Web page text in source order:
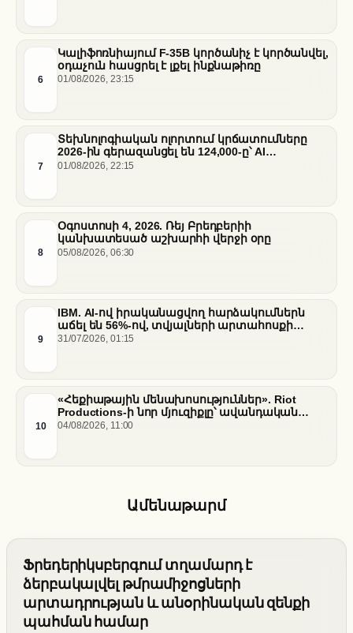
6
Կալիֆոռնիայում F-35B կործանիչ է կործանվել,
օդաչուն հասցրել է լքել ինքնաթիռը
01/08/2026, 23:15
7
Տեխնոլոգիական ոլորտում կրճատումները
2026-ին գերազանցել են 124,000-ը՝ AI
ենթակառուցվածքների վերաբաշխման ֆոնին
01/08/2026, 22:15
8
Օգոստոսի 4, 2026. Ռեյ Բրեդբերիի
կանխատեսած աշխարհի վերջի օրը
05/08/2026, 06:30
9
IBM. AI-ով իրականացվող հարձակումներն
աճել են 56%-ով, տվյալների արտահոսքի
ծախսերը հասել են ռեկորդային մակարդակի
31/07/2026, 01:15
10
«Հեքիաթային մենախոսություններ». Riot
Productions-ի նոր մյուզիքլը՝ ավանդական
պատմությունների նոր վերաիմաստավորում
04/08/2026, 11:00
Ամենաթարմ
Ֆրեդերիկսբերգում տղամարդ է
ձերբակալվել թմրամիջոցների
արտադրության և անօրինական զենքի
պահման համար